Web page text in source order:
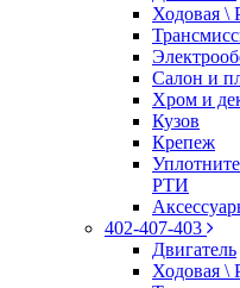
Ходовая \
Салон и
Хром и
Кузов
Крепеж
РТИ
402-407-403
Двигатель
Ходовая \